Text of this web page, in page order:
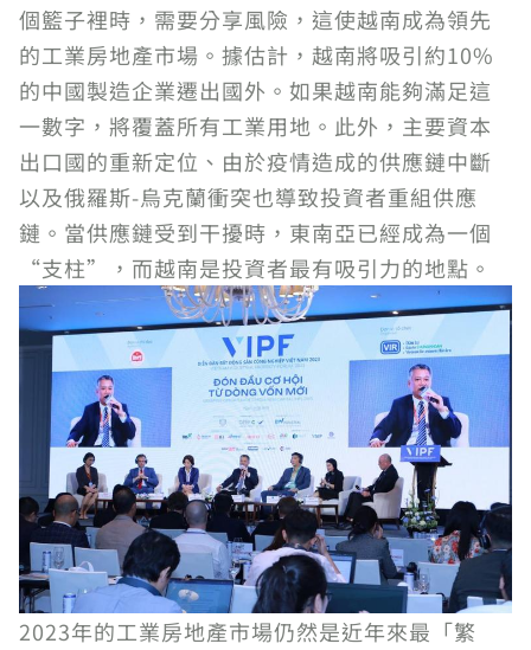
個籃子裡時，需要分享風險，這使越南成為領先
的工業房地產市場。據估計，越南將吸引約10%
的中國製造企業遷出國外。如果越南能夠滿足這
一數字，將覆蓋所有工業用地。此外，主要資本
出口國的重新定位、由於疫情造成的供應鏈中斷
以及俄羅斯-烏克蘭衝突也導致投資者重組供應
鏈。當供應鏈受到干擾時，東南亞已經成為一個
“支柱”，而越南是投資者最有吸引力的地點。
2023年的工業房地產市場仍然是近年來最「繁